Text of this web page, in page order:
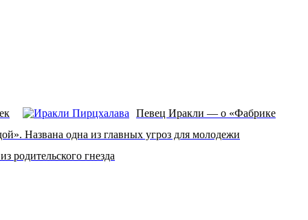
Певец Иракли — о «Фабрике
Названа одна из главных угроз для молодежи
родительского гнезда